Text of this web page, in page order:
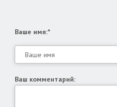
Ваше имя:*
Ваш комментарий: